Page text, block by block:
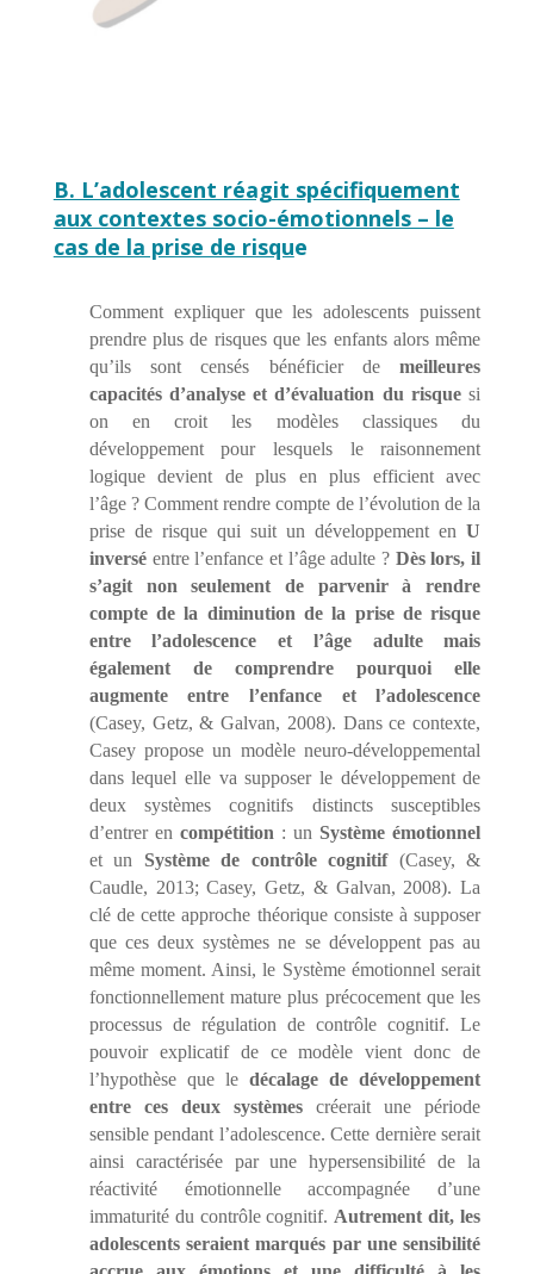
B. L’adolescent réagit spécifiquement
aux contextes socio-émotionnels – le
cas de la prise de risque
Comment expliquer que les adolescents puissent
prendre plus de risques que les enfants alors même
qu’ils sont censés bénéficier demeilleures
capacités d’analyse et d’évaluation du risquesi
on en croit les modèles classiques du
développement pour lesquels le raisonnement
logique devient de plus en plus efficient avec
l’âge ? Comment rendre compte de l’évolution de la
prise de risque qui suit un développement enU
inverséentre l’enfance et l’âge adulte ? Dès lors, il
s’agit non seulement de parvenir à rendre
compte de la diminution de la prise de risque
entre l’adolescence et l’âge adulte mais
également de comprendre pourquoi elle
augmente entre l’enfance et l’adolescence
(Casey, Getz, & Galvan, 2008). Dans ce contexte,
Casey propose un modèle neuro-développemental
dans lequel elle va supposer le développement de
deux systèmes cognitifs distincts susceptibles
d’entrer en compétition : un Système émotionnel
et un Système de contrôle cognitif(Casey, &
Caudle, 2013; Casey, Getz, & Galvan, 2008). La
clé de cette approche théorique consiste à supposer
que ces deux systèmes ne se développent pas au
même moment. Ainsi, le Système émotionnel serait
fonctionnellement mature plus précocement que les
processus de régulation de contrôle cognitif. Le
pouvoir explicatif de ce modèle vient donc de
l’hypothèse que ledécalage de développement
entre ces deux systèmes créerait une période
sensible pendant l’adolescence. Cette dernière serait
ainsi caractérisée par une hypersensibilité de la
réactivité émotionnelle accompagnée d’une
immaturité du contrôle cognitif. Autrement dit, les
adolescents seraient marqués par une sensibilité